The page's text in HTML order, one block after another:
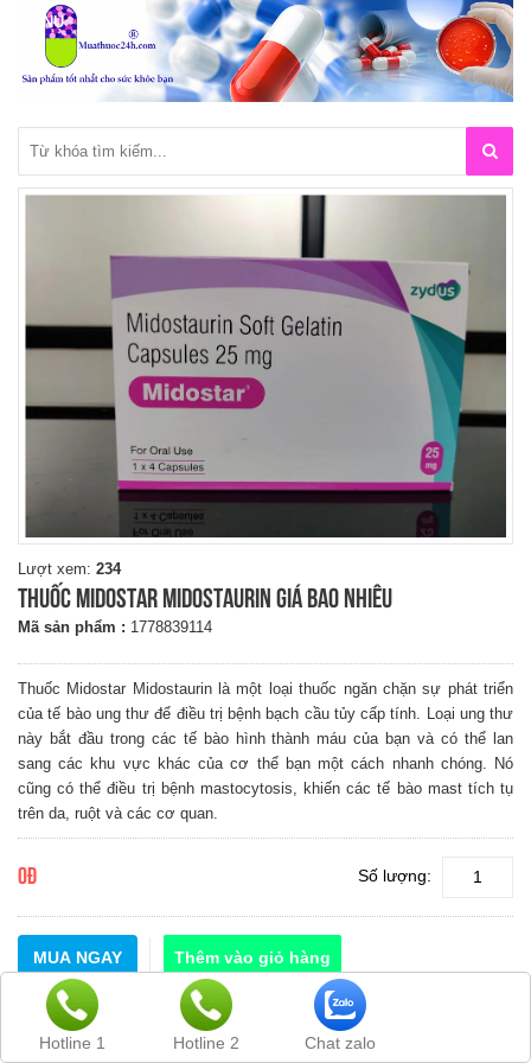
Lượt xem: 234
Thuốc Midostar Midostaurin giá bao nhiêu
Mã sản phẩm : 1778839114
Thuốc Midostar Midostaurin là một loại thuốc ngăn chặn sự phát triển
của tế bào ung thư để điều trị bệnh bạch cầu tủy cấp tính. Loại ung thư
này bắt đầu trong các tế bào hình thành máu của bạn và có thể lan
sang các khu vực khác của cơ thể bạn một cách nhanh chóng. Nó
cũng có thể điều trị bệnh mastocytosis, khiến các tế bào mast tích tụ
trên da, ruột và các cơ quan.
0đ Số lượng:
MUA NGAY
GIỚI THIỆU
Hotline 1 Hotline 2 Chat zalo